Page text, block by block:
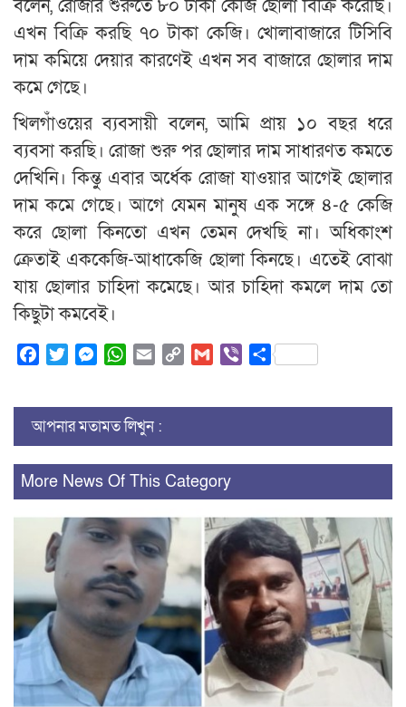
বলেন, রোজার শুরুতে ৮০ টাকা কেজি ছোলা বিক্রি করেছি।
এখন বিক্রি করছি ৭০ টাকা কেজি। খোলাবাজারে টিসিবি
দাম কমিয়ে দেয়ার কারণেই এখন সব বাজারে ছোলার দাম
কমে গেছে।
খিলগাঁওয়ের ব্যবসায়ী বলেন, আমি প্রায় ১০ বছর ধরে
ব্যবসা করছি। রোজা শুরু পর ছোলার দাম সাধারণত কমতে
দেখিনি। কিন্তু এবার অর্ধেক রোজা যাওয়ার আগেই ছোলার
দাম কমে গেছে। আগে যেমন মানুষ এক সঙ্গে ৪-৫ কেজি
করে ছোলা কিনতো এখন তেমন দেখছি না। অধিকাংশ
ক্রেতাই এককেজি-আধাকেজি ছোলা কিনছে। এতেই বোঝা
যায় ছোলার চাহিদা কমেছে। আর চাহিদা কমলে দাম তো
কিছুটা কমবেই।
FacebookTwitterMessenger
WhatsApp
Email Copy
Gmail ViberShare
আপনার মতামত লিখুন :
More News Of This Category